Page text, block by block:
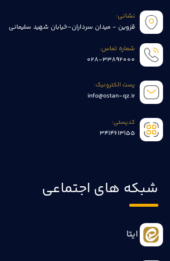
نشانی:
قزوین - میدان سرداران-خیابان شهید سلیمانی
شماره تماس:
028-33892000
پست الکترونیک:
info@ostan-qz.ir
کدپستی:
3414613155
شبکه های اجتماعی
ایتا